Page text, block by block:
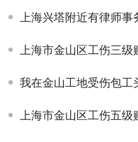
上海兴塔附近有律师事
上海市金山区工伤三级
我在金山工地受伤包工
上海市金山区工伤五级